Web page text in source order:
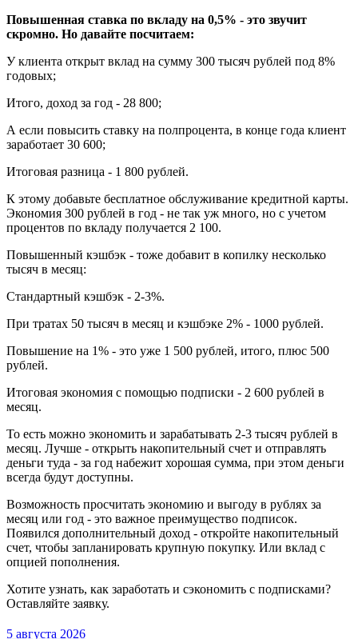
Повышенная ставка по вкладу на 0,5% - это звучит
скромно. Но давайте посчитаем:
У клиента открыт вклад на сумму 300 тысяч рублей под 8%
годовых;
Итого, доход за год - 28 800;
А если повысить ставку на полпроцента, в конце года клиент
заработает 30 600;
Итоговая разница - 1 800 рублей.
К этому добавьте бесплатное обслуживание кредитной карты.
Экономия 300 рублей в год - не так уж много, но с учетом
процентов по вкладу получается 2 100.
Повышенный кэшбэк - тоже добавит в копилку несколько
тысяч в месяц:
Стандартный кэшбэк - 2-3%.
При тратах 50 тысяч в месяц и кэшбэке 2% - 1000 рублей.
Повышение на 1% - это уже 1 500 рублей, итого, плюс 500
рублей.
Итоговая экономия с помощью подписки - 2 600 рублей в
месяц.
То есть можно экономить и зарабатывать 2-3 тысяч рублей в
месяц. Лучше - открыть накопительный счет и отправлять
деньги туда - за год набежит хорошая сумма, при этом деньги
всегда будут доступны.
Возможность просчитать экономию и выгоду в рублях за
месяц или год - это важное преимущество подписок.
Появился дополнительный доход - откройте накопительный
счет, чтобы запланировать крупную покупку. Или вклад с
опцией пополнения.
Хотите узнать, как заработать и сэкономить с подписками?
Оставляйте заявку.
5 августа 2026